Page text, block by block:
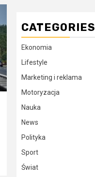
CATEGORIES
Ekonomia
Lifestyle
Marketing i reklama
Motoryzacja
Nauka
News
Polityka
Sport
Świat